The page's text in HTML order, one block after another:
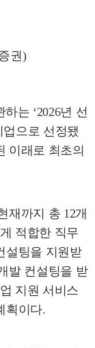
권)
는 ‘2026년 선
으로 선정됐
이래로 최초의
재까지 총 12개
적합한 직무
설팅을 지원받
발 컨설팅을 받
지원 서비스
획이다.